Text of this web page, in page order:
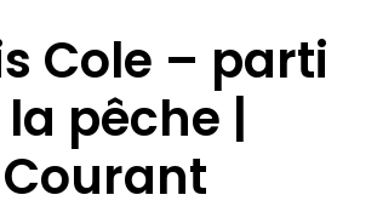
Cole – parti
pêche |
Courant